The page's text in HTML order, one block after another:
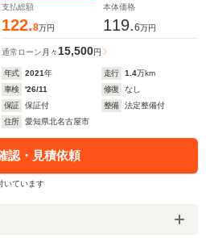
支払総額
122.8万円
本体価格
119.6万円
通常ローン 月々 15,500円
年式 2021年 走行 1.4万km
車検
'26/11 修復
なし
保証
保証付 整備
法定整備付
住所
愛知県北名古屋市
認・見積依頼
いています